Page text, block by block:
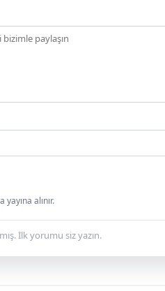
alınır.
İlk yorumu siz yazın.